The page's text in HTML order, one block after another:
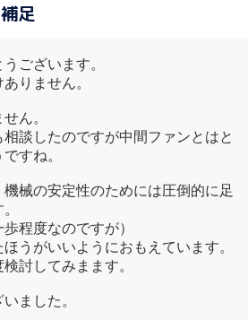
足
ございます。
りません。
ん。
談したのですが中間ファンとはと
すね。
械の安定性のためには圧倒的に足
程度なのですが）
うがいいようにおもえています。
討してみまます。
ました。